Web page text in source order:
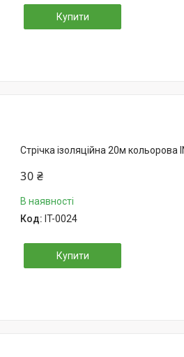
Купити
Стрічка ізоляційна 20м кольорова
30 ₴
IT-0024
В наявності
Купити